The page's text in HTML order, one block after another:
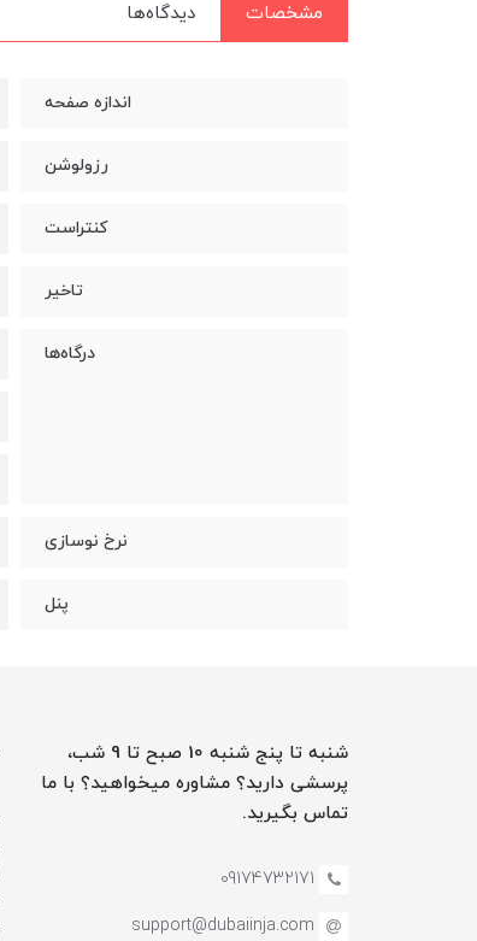
مشخصات دیدگاه‌ها
اندازه صفحه
رزولوشن
کنتراست
تاخیر
درگاه‌ها
نرخ نوسازی
پنل
شنبه تا پنج شنبه 10 صبح تا 9 شب،
پرسشی دارید؟ مشاوره میخواهید؟ با ما
تماس بگیرید.
09174732171
support@dubaiinja.com